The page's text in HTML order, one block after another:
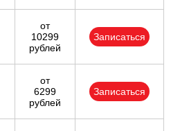
от
10299
рублей
Записаться
от
6299
рублей
Записаться